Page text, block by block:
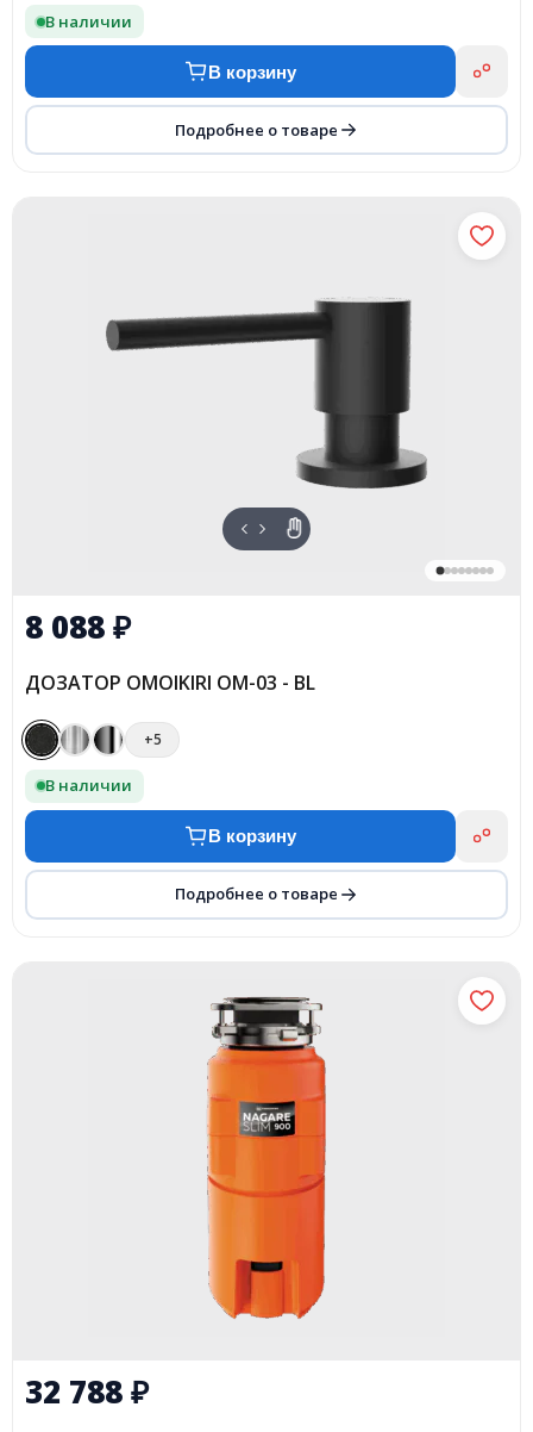
В наличии
В корзину
Подробнее о товаре
8 088₽
ДОЗАТОР OMOIKIRI OM-03 - BL
+5
В наличии
В корзину
Подробнее о товаре
32 788₽